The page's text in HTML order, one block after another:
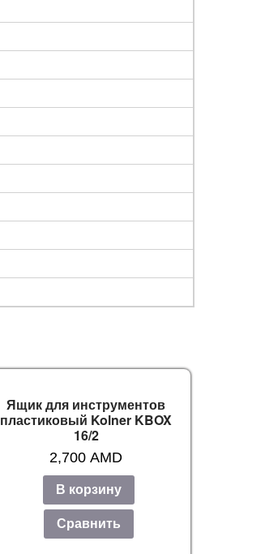
Ящик для инструментов
пластиковый Kolner KBOX
16/2
2,700AMD
В корзину
Сравнить